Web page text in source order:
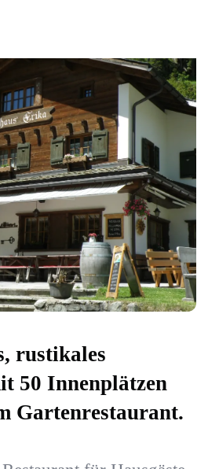
rustikales
50 Innenplätzen
Gartenrestaurant.